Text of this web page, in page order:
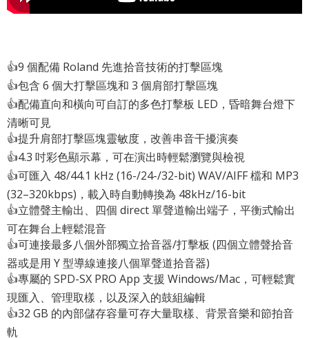
👍9 個配備 Roland 先進拾音技術的打擊區塊
👍包含 6 個大打擊區塊和 3 個肩部打擊區塊
👍配備直向和橫向可自訂的多色打擊板 LED，昏暗舞台燈下
清晰可見
👍提升肩部打擊區塊靈敏度，改善串音干擾演奏
👍4.3 吋彩色顯示幕，可在演出時輕鬆瀏覽與檢視
👍可匯入 48/44.1 kHz (16-/24-/32-bit) WAV/AIFF 檔和 MP3
(32–320kbps)，載入時自動轉換為 48kHz/16-bit
👍立體聲主輸出、四個 direct 單聲道輸出端子，平衡式輸出
可在舞台上輕鬆混音
👍可連接最多八個外部獨立拾音器/打擊板 (四個立體聲拾音
器或是用 Y 型導線連接八個單聲道拾音器)
👍專屬的 SPD-SX PRO App 支援 Windows/Mac，可輕鬆實
現匯入、管理取樣，以及深入的鼓組編輯
👍32 GB 的內部儲存容量可存大量取樣、背景音樂和節拍音
軌